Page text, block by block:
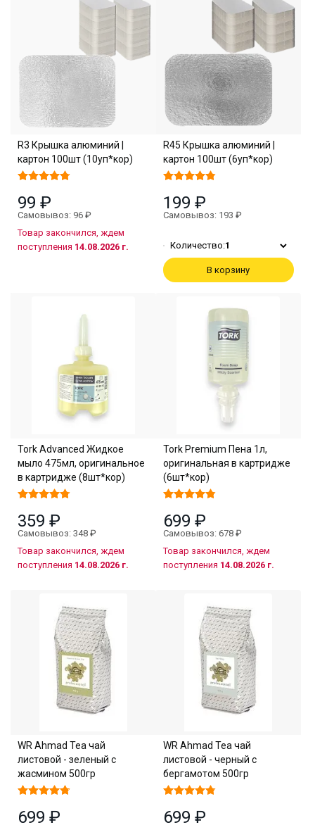
R3 Крышка алюминий |
картон 100шт (10уп*кор)
99 ₽
Самовывоз: 96 ₽
Товар закончился, ждем
поступления 14.08.2026 г.
R45 Крышка алюминий |
картон 100шт (6уп*кор)
199 ₽
Самовывоз: 193 ₽
Количество:1
В корзину
Tork Advanced Жидкое
мыло 475мл, оригинальное
в картридже (8шт*кор)
359 ₽
Самовывоз: 348 ₽
Товар закончился, ждем
поступления 14.08.2026 г.
Tork Premium Пена 1л,
оригинальная в картридже
(6шт*кор)
699 ₽
Самовывоз: 678 ₽
Товар закончился, ждем
поступления 14.08.2026 г.
WR Ahmad Tea чай
листовой - зеленый с
жасмином 500гр
699 ₽
WR Ahmad Tea чай
листовой - черный с
бергамотом 500гр
699 ₽